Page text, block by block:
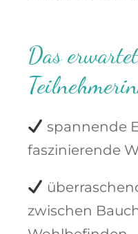
Das
spannende
faszinierende
zwischen